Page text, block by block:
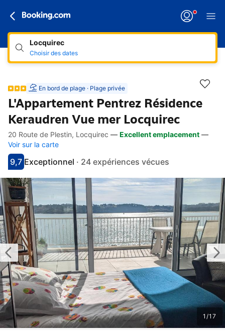
Locquirec
Choisir des dates
En bord de plage · Plage privée
L'Appartement Pentrez Résidence
Keraudren Vue mer Locquirec
Accès rapides
Aller à la description
Aller aux équipements
Aller aux hébergements
Aller aux conditions
20 Route de Plestin, Locquirec — Excellent emplacement —
Voir sur la carte
Avec une note de 9.7
9,7
exceptionnel
Exceptionnel · 24 expériences vécues
1 /17